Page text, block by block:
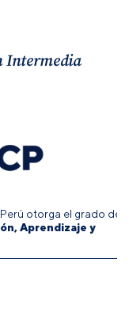
Intermedia
otorga el grado de
Aprendizaje y